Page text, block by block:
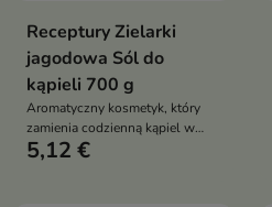
Receptury Zielarki
jagodowa Sól do
kąpieli 700 g
Aromatyczny kosmetyk, który
zamienia codzienną kąpiel w
chwilę relaksu i odprężenia.
5,12 €